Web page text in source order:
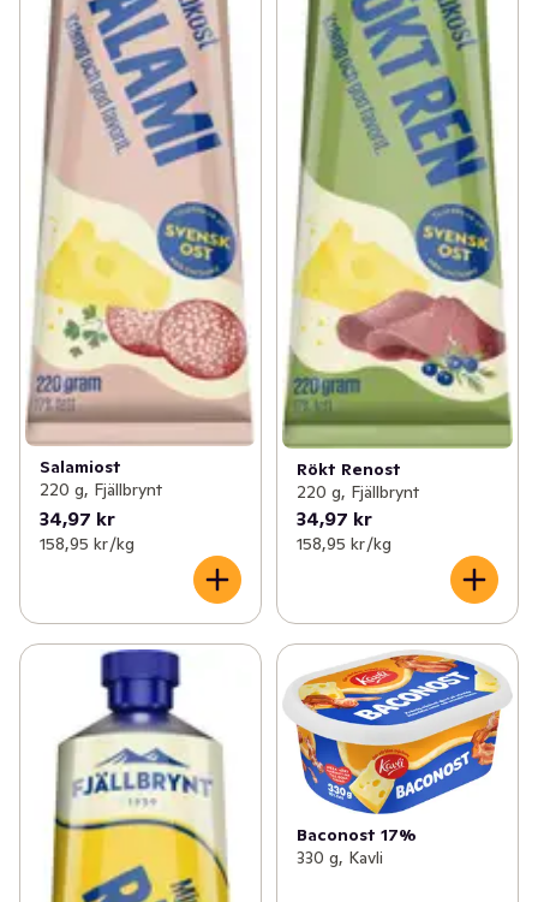
Salamiost
220 g, Fjällbrynt
34,97 kr
158,95 kr /kg
Rökt Renost
220 g, Fjällbrynt
34,97 kr
158,95 kr /kg
Baconost 17%
330 g, Kavli